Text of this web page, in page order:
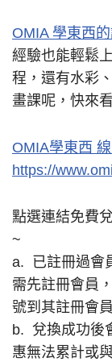
OMIA 學東西
經驗也能輕鬆
程，還有水彩
畫課呢，快來
OMIA學東西
https://
點選連結免費
~
a. 已註冊過會
需先註冊會員
號到其註冊會
b. 兌換成功後
惠無法累計或